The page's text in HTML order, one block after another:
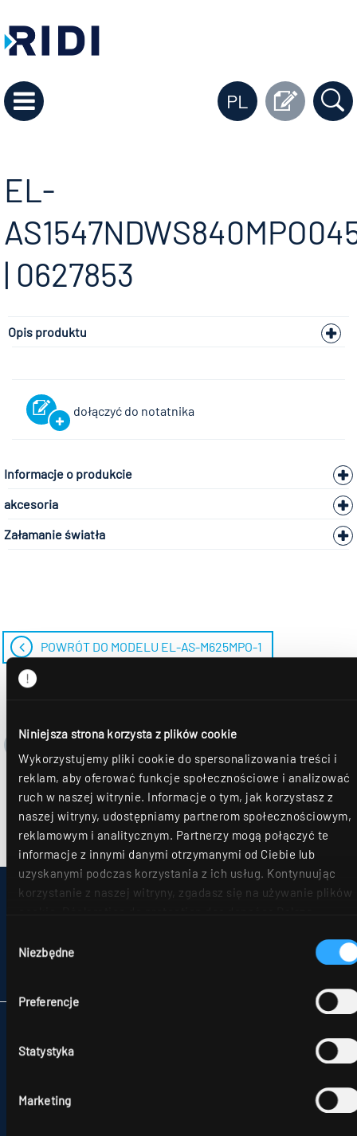
Niniejsza strona korzysta z plików cookie
Wykorzystujemy pliki cookie do spersonalizowania treści i
reklam, aby oferować funkcje społecznościowe i analizować
ruch w naszej witrynie. Informacje o tym, jak korzystasz z
naszej witryny, udostępniamy partnerom społecznościowym,
reklamowym i analitycznym. Partnerzy mogą połączyć te
informacje z innymi danymi otrzymanymi od Ciebie lub
uzyskanymi podczas korzystania z ich usług. Kontynuując
korzystanie z naszej witryny, zgadasz się na używanie plików
danych.
zgody
Niezbędne
Preferencje
Statystyka
Marketing
PL
EL-
| 0627853
Opis produktu
dołączyć do notatnika
Informacje o produkcie
akcesoria
Załamanie światła
POWRÓT DO MODELU EL-AS-M625MPO-1
IMPRESSUM
UWAGI DLA KONSUMENTÓW DOTYCZĄCE ROZSTRZYGANIA SPORÓW
OGÓLNE WARUNKU HANDLOWE
UL. SKŁADOWA 11
FAX +48 426 719 399